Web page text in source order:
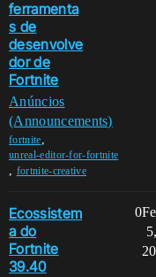
ferramenta
s de
desenvolve
dor de
Fortnite
Anúncios
(Announcements)
fortnite,
unreal-editor-for-fortnite
, fortnite-creative
Ecossistem
a do
Fortnite
39.40
0
5,